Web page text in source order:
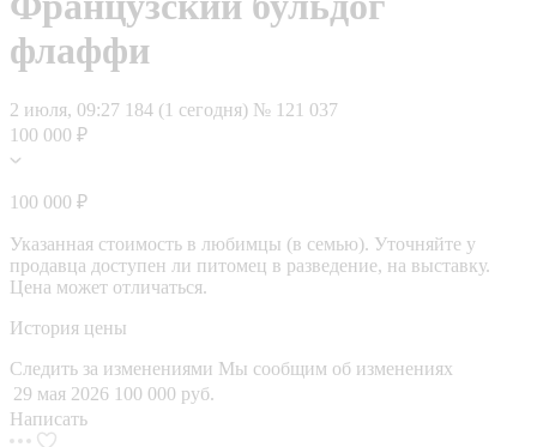
флаффи
2 июля, 09:27 184 (1 сегодня) № 121 037
100 000 ₽
100 000 ₽
Указанная стоимость в любимцы (в семью). Уточняйте у
продавца доступен ли питомец в разведение, на выставку.
Цена может отличаться.
История цены
Следить за изменениями Мы сообщим об изменениях
29 мая 2026 100 000 руб.
Написать